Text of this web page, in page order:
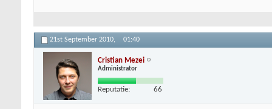
21st September 2010, 01:40
Cristian Mezei
Administrator
Reputatie: 66